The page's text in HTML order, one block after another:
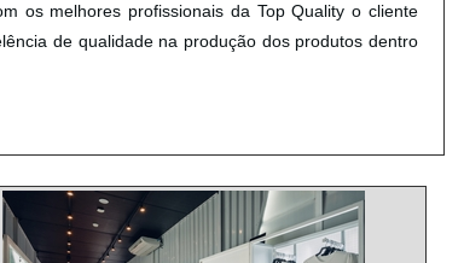
os melhores profissionais da Top Quality o cliente
de qualidade na produção dos produtos dentro